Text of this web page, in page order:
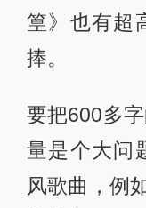
篁》也有超
捧。
要把600多
量是个大问
风歌曲，例